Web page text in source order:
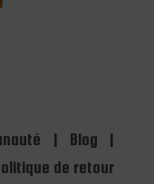
| Blog
|
de retour